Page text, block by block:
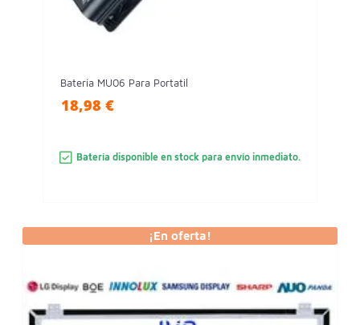
Batería MU06 Para Portatil
18,98 €
Batería disponible en stock para envío inmediato.
¡En oferta!